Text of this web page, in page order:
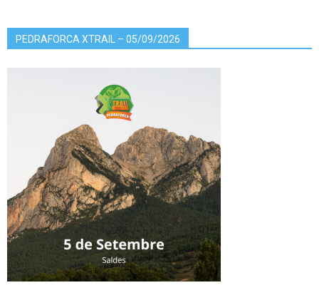
PEDRAFORCA XTRAIL – 05/09/2026